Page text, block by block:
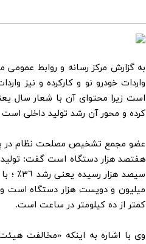
به گزارش مرکز رسانه و روابط
واردات خودرو نو و کارکرده و نیز
است زيرا محتواى آن با شعار سال
كرده و محور آن رشد توليد داخلى
عضو مجمع تشخیص مصلحت نظام در
سيصد
ميليون و دويست هزار دستگاه است
كمتر از ده كيلومتر در ساعت است.
وی با اشاره به اینکه «مخالفت